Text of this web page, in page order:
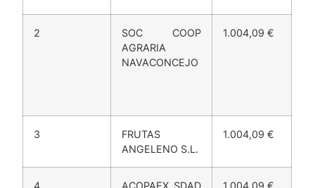
Nº Orden de
Presentación
RAZÓN SOCIAL
AYUDA
MÁXIMA
APROBADA
3
FRUTAS
1.004,09 €